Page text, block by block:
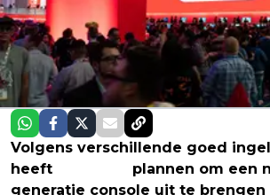
Volgens verschillende goed
heeft
plannen om een
generatie console uit te